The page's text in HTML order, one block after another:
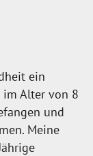
ein
im Alter von 8
und
Meine